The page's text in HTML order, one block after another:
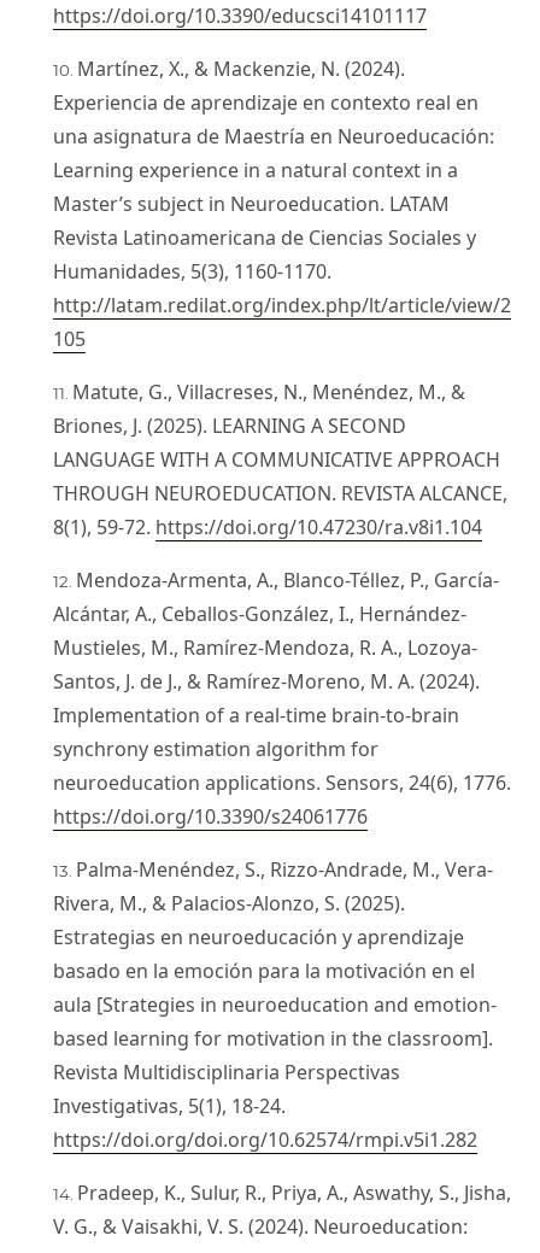
https://doi.org/10.3390/educsci14101117
Martínez, X., & Mackenzie, N. (2024).
Experiencia de aprendizaje en contexto real en
una asignatura de Maestría en Neuroeducación:
Learning experience in a natural context in a
Master’s subject in Neuroeducation. LATAM
Revista Latinoamericana de Ciencias Sociales y
Humanidades, 5(3), 1160-1170.
http://latam.redilat.org/index.php/lt/article/view/2
105
Matute, G., Villacreses, N., Menéndez, M., &
Briones, J. (2025). LEARNING A SECOND
LANGUAGE WITH A COMMUNICATIVE APPROACH
THROUGH NEUROEDUCATION. REVISTA ALCANCE,
8(1), 59-72. https://doi.org/10.47230/ra.v8i1.104
Mendoza-Armenta, A., Blanco-Téllez, P., García-
Alcántar, A., Ceballos-González, I., Hernández-
Mustieles, M., Ramírez-Mendoza, R. A., Lozoya-
Santos, J. de J., & Ramírez-Moreno, M. A. (2024).
Implementation of a real-time brain-to-brain
synchrony estimation algorithm for
neuroeducation applications. Sensors, 24(6), 1776.
https://doi.org/10.3390/s24061776
Palma-Menéndez, S., Rizzo-Andrade, M., Vera-
Rivera, M., & Palacios-Alonzo, S. (2025).
Estrategias en neuroeducación y aprendizaje
basado en la emoción para la motivación en el
aula [Strategies in neuroeducation and emotion-
based learning for motivation in the classroom].
Revista Multidisciplinaria Perspectivas
Investigativas, 5(1), 18-24.
https://doi.org/doi.org/10.62574/rmpi.v5i1.282
Pradeep, K., Sulur, R., Priya, A., Aswathy, S., Jisha,
V. G., & Vaisakhi, V. S. (2024). Neuroeducation: